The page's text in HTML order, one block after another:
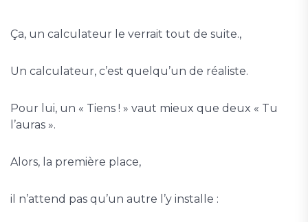
Ça, un calculateur le verrait tout de suite.,
Un calculateur, c’est quelqu’un de réaliste.
Pour lui, un « Tiens ! » vaut mieux que deux « Tu
l’auras ».
Alors, la première place,
il n’attend pas qu’un autre l’y installe :